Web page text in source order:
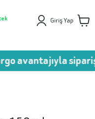
Giriş Yap
sipariş ver!